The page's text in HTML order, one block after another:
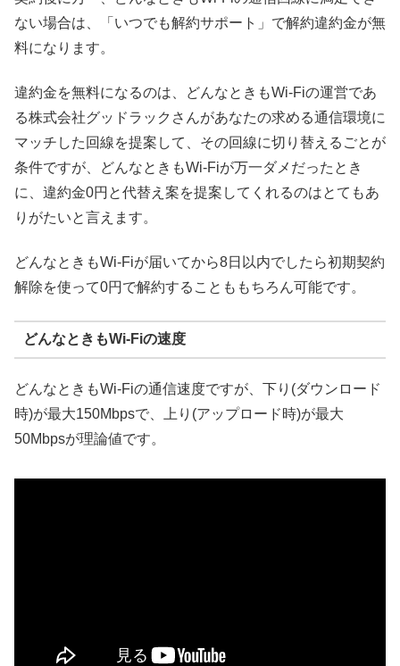
ない場合は、「いつでも解約サポート」で解約違約金が無
料になります。
違約金を無料になるのは、どんなときもWi-Fiの運営であ
る株式会社グッドラックさんがあなたの求める通信環境に
マッチした回線を提案して、その回線に切り替えるごとが
条件ですが、どんなときもWi-Fiが万一ダメだったとき
に、違約金0円と代替え案を提案してくれるのはとてもあ
りがたいと言えます。
どんなときもWi-Fiが届いてから8日以内でしたら初期契約
解除を使って0円で解約することももちろん可能です。
どんなときもWi-Fiの速度
どんなときもWi-Fiの通信速度ですが、下り(ダウンロード
時)が最大150Mbpsで、上り(アップロード時)が最大
50Mbpsが理論値です。